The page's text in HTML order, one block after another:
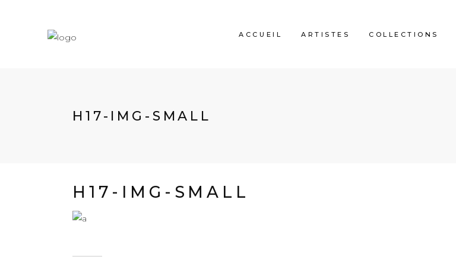
ACCUEIL ARTISTES COLLECTIONS
H17-IMG-SMALL
H17-IMG-SMALL